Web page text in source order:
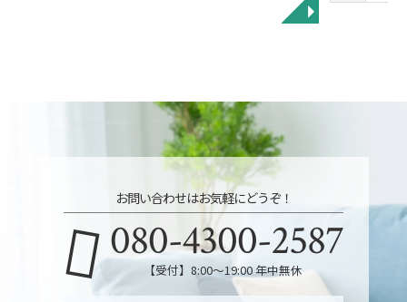
◥
お問い合わせはお気軽にどうぞ！
080-4300-2587
【受付】8:00～19:00 年中無休